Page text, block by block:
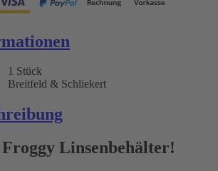
1 Stück
Breitfeld & Schliekert
Linsenbehälter!